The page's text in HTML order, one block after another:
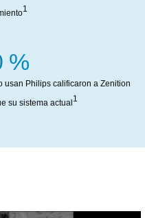
1
%
usan Philips calificaron a Zenition
su sistema actual 1